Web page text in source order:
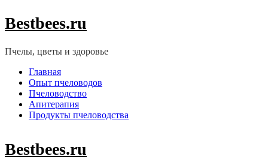
Перейти
к
(нажмите
Bestbees.ru
Пчелы, цветы и здоровье
Главная
Опыт пчеловодов
Пчеловодство
Апитерапия
Продукты пчеловодства
Bestbees.ru